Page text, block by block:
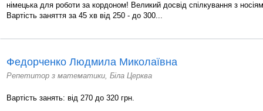
німецька для роботи за кордоном! Великий досвід спілкування з
Вартість заняття за 45 хв від 250 - до 300...
Федорченко Людмила Миколаївна
Репетитор з математики, Біла Церква
Вартість занять: від 270 до 320 грн.